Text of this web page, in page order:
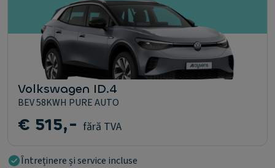
Volkswagen ID.4
BEV 58KWH PURE AUTO
€ 515,- fără TVA
Întreținere și service incluse